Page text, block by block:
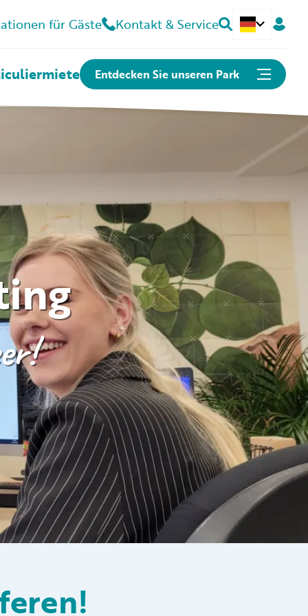
für Gäste Kontakt & Service Nederlands
miete Entdecken Sie unseren Park
Öffnungszeiten
Kontakt
Können wir Ihnen helfen?
Häufig gestellte Fragen
Folgen Sie uns auf den sozialen
Medien